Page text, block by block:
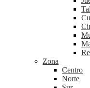
Zona
Centro
Norte